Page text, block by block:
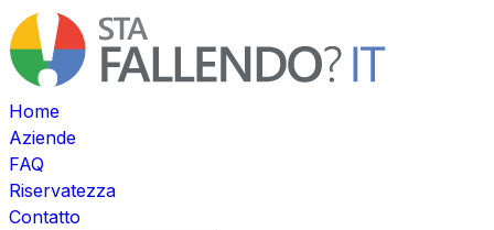
Home
Aziende
FAQ
Riservatezza
Contatto